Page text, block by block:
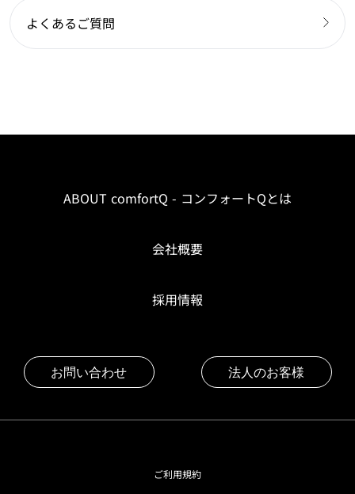
よくあるご質問
ABOUT comfortQ - コンフォートQとは
会社概要
採用情報
お問い合わせ 法人のお客様
ご利用規約